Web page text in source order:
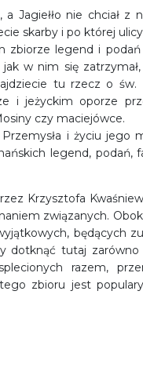
Jagiełło nie chciał z
skarby i po której
legend i
w nim się
tu rzecz o
i jeżyckim oporze
czy maciejówce.
i życiu jego
legend, podań,
Krzysztofa
związanych.
będących
dotknąć tutaj
razem,
zbioru jest